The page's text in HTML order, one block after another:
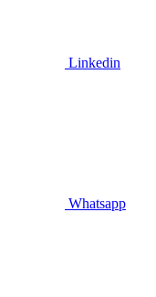
Linkedin
Whatsapp